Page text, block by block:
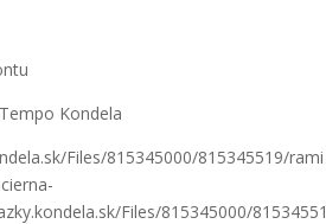
Kondela
Files/815345000/815345519/rami
Files/815345000/81534551